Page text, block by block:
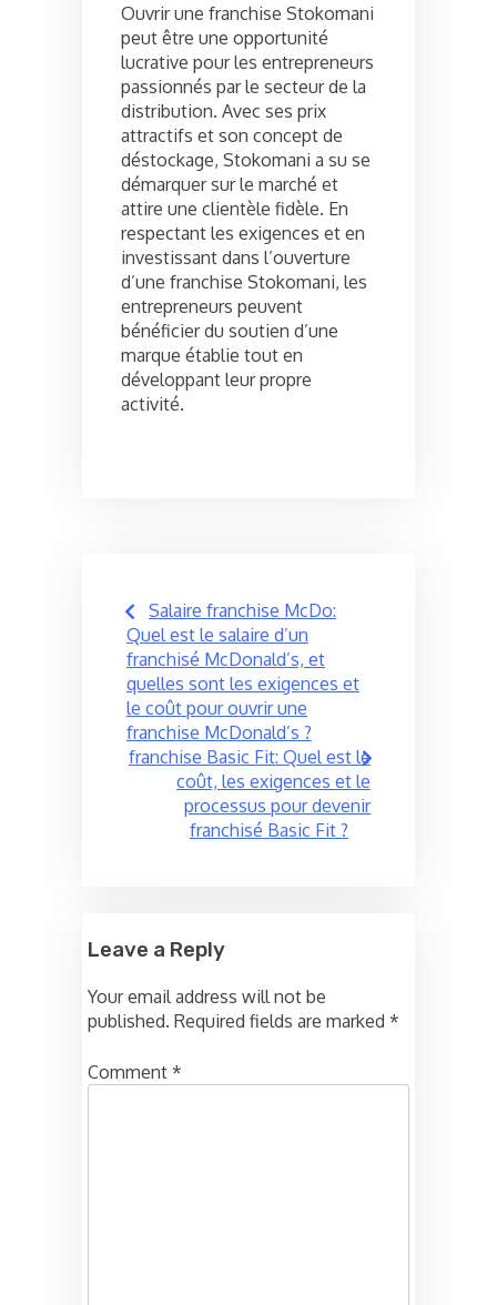
Ouvrir une franchise Stokomani
peut être une opportunité
lucrative pour les entrepreneurs
passionnés par le secteur de la
distribution. Avec ses prix
attractifs et son concept de
déstockage, Stokomani a su se
démarquer sur le marché et
attire une clientèle fidèle. En
respectant les exigences et en
investissant dans l’ouverture
d’une franchise Stokomani, les
entrepreneurs peuvent
bénéficier du soutien d’une
marque établie tout en
développant leur propre
activité.
Post
navigation
Salaire franchise McDo:
Quel est le salaire d’un
franchisé McDonald’s, et
quelles sont les exigences et
le coût pour ouvrir une
franchise McDonald’s ?
franchise Basic Fit: Quel est le
coût, les exigences et le
processus pour devenir
franchisé Basic Fit ?
Leave a Reply
Your email address will not be
published. Required fields are marked *
Comment *